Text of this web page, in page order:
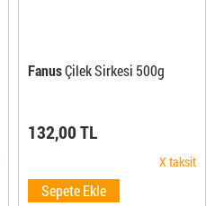
FanusÇilek Sirkesi 500g
132,00 TL
X taksit
Sepete Ekle